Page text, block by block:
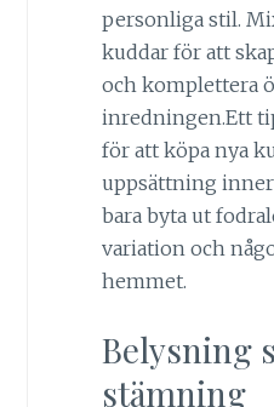
personliga stil.
kuddar för att
och komplettera
inredningen.Ett
för att köpa nya
uppsättning
bara byta ut
variation och
hemmet.
Belysning
stämning